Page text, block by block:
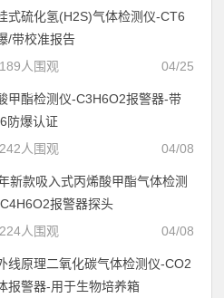
式硫化氢(H2S)气体检测仪-CT6
/带校准报告
04/25
人围观
甲酯检测仪-C3H6O2报警器-带
防爆认证
04/08
人围观
新款吸入式丙烯酸甲酯气体检测
报警器探头
04/08
人围观
线原理二氧化碳气体检测仪-CO2
报警器-用于生物培养箱